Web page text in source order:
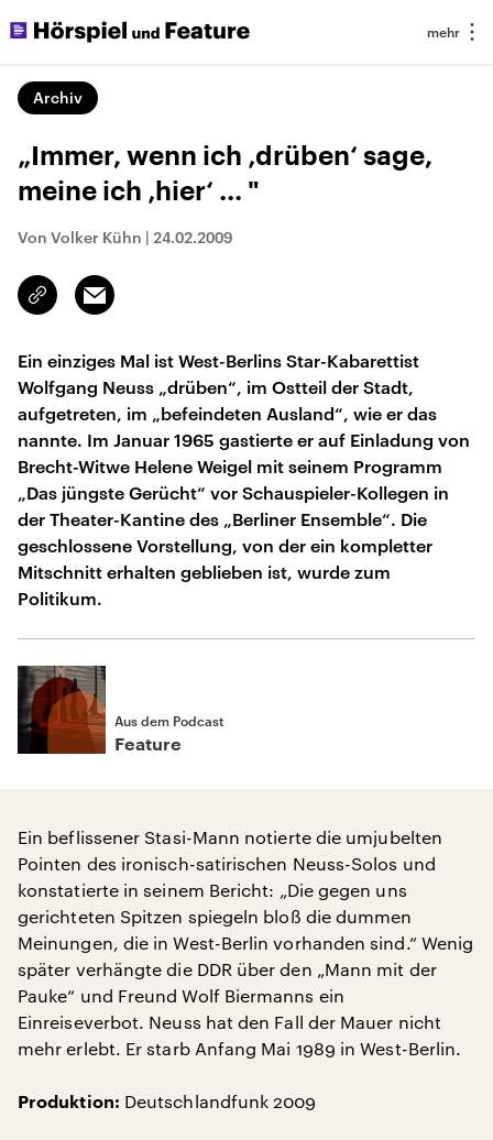
Archiv
„Immer, wenn ich ‚drüben‘ sage,
meine ich ‚hier‘ ... "
Von Volker Kühn | 24.02.2009
Link
kopieren/teilen
Email
Ein einziges Mal ist West-Berlins Star-Kabarettist
Wolfgang Neuss „drüben“, im Ostteil der Stadt,
aufgetreten, im „befeindeten Ausland“, wie er das
nannte. Im Januar 1965 gastierte er auf Einladung von
Brecht-Witwe Helene Weigel mit seinem Programm
„Das jüngste Gerücht“ vor Schauspieler-Kollegen in
der Theater-Kantine des „Berliner Ensemble“. Die
geschlossene Vorstellung, von der ein kompletter
Mitschnitt erhalten geblieben ist, wurde zum
Politikum.
Aus dem Podcast
Feature
Ein beflissener Stasi-Mann notierte die umjubelten
Pointen des ironisch-satirischen Neuss-Solos und
konstatierte in seinem Bericht: „Die gegen uns
gerichteten Spitzen spiegeln bloß die dummen
Meinungen, die in West-Berlin vorhanden sind.“ Wenig
später verhängte die DDR über den „Mann mit der
Pauke“ und Freund Wolf Biermanns ein
Einreiseverbot. Neuss hat den Fall der Mauer nicht
mehr erlebt. Er starb Anfang Mai 1989 in West-Berlin.
Produktion: Deutschlandfunk 2009